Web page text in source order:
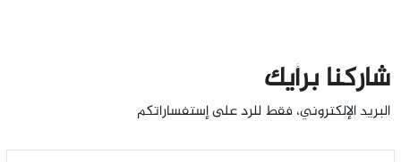
شاركنا برأيك
البريد الإلكتروني، فقط للرد على إستفساراتكم